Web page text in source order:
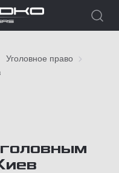
Уголовное право